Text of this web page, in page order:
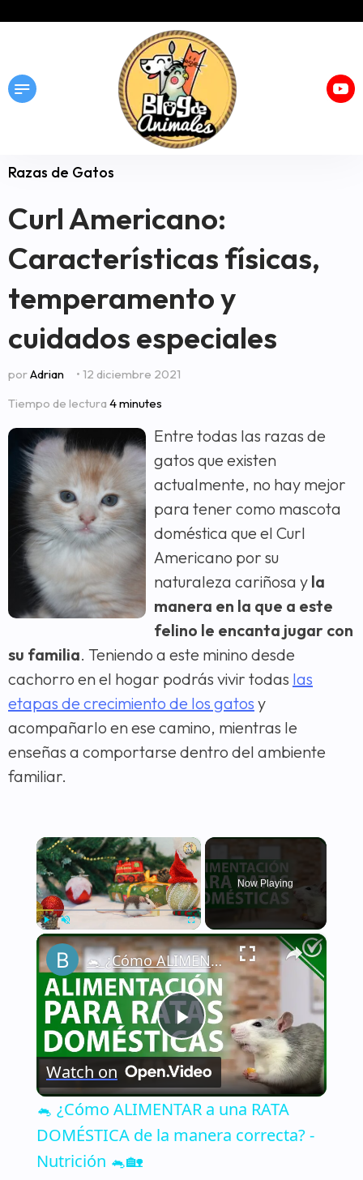
Razas de Gatos
Curl Americano:
Características físicas,
temperamento y
cuidados especiales
porAdrian
• 12 diciembre 2021
Tiempo de lectura 4 minutes
Entre todas las razas de
gatos que existen
actualmente, no hay mejor
para tener como mascota
doméstica que el Curl
Americano por su
naturaleza cariñosa y la
manera en la que a este
felino le encanta jugar con
su familia. Teniendo a este minino desde
cachorro en el hogar podrás vivir todas las
etapas de crecimiento de los gatos y
acompañarlo en ese camino, mientras le
enseñas a comportarse dentro del ambiente
familiar.
×
Play Unmute Fullscreen
Now Playing
×
Play
Video
🐁 ¿Cómo ALIMENTAR a una RATA DOMÉSTICA de la manera correcta? - Nutrición 🐁🏡
Watch on
🐁 ¿Cómo ALIMENTAR a una RATA
DOMÉSTICA de la manera correcta? -
Nutrición 🐁🏡